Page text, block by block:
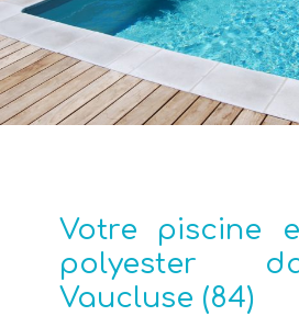
Votre piscine
polyester
Vaucluse (84)